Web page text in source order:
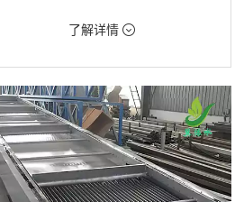
价格：1.28万/台了解详情